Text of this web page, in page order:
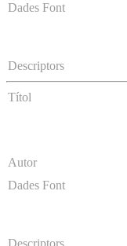
Dades Font
Descriptors
Títol
Autor
Dades Font